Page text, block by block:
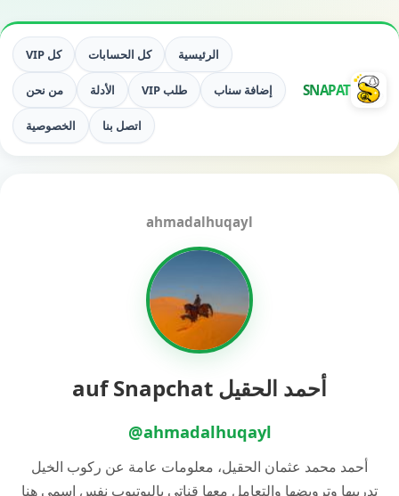
SNAPAT
الرئيسية كل الحسابات كل VIP
إضافة سناب طلب VIP الأدلة من نحن
اتصل بنا الخصوصية
ahmadalhuqayl
أحمد الحقيل auf Snapchat
@ahmadalhuqayl
أحمد محمد عثمان الحقيل، معلومات عامة عن ركوب الخيل
تدريبها وترويضها والتعامل معها قناتي باليوتيوب نفس اسمي هنا